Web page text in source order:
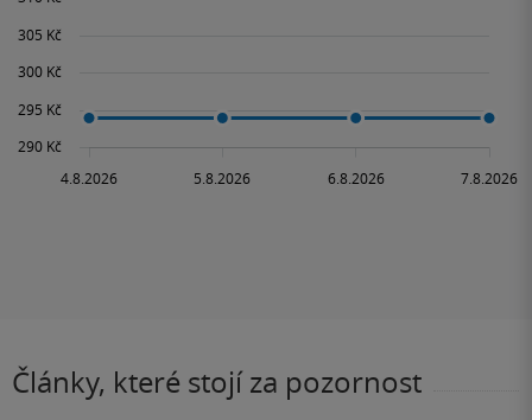
Články, které stojí za pozornost